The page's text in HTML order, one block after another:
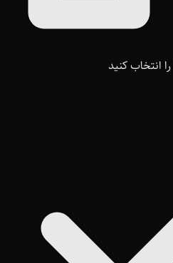
را انتخاب کنید